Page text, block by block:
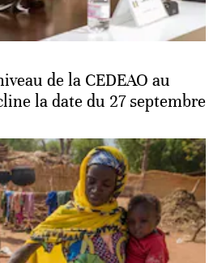
de la CEDEAO au
la date du 27 septembre